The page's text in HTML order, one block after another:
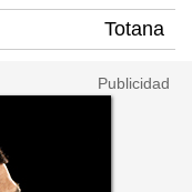
Totana